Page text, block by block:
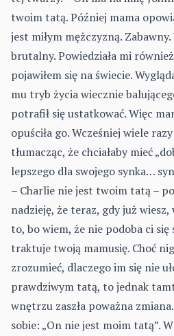
twoim tatą. Później mama
jest miłym mężczyzną.
brutalny. Powiedziała mi
pojawiłem się na świecie.
mu tryb życia wiecznie
potrafił się ustatkować. Więc
opuściła go. Wcześniej wiele
tłumacząc, że chciałaby mieć
lepszego dla swojego synka…
– Charlie nie jest twoim tatą –
nadzieję, że teraz, gdy już
to, bo wiem, że nie podoba ci się
traktuje twoją mamusię. Choć
zrozumieć, dlaczego im się nie
prawdziwym tatą, to jednak
wnętrzu zaszła poważna
sobie: „On nie jest moim tatą”.